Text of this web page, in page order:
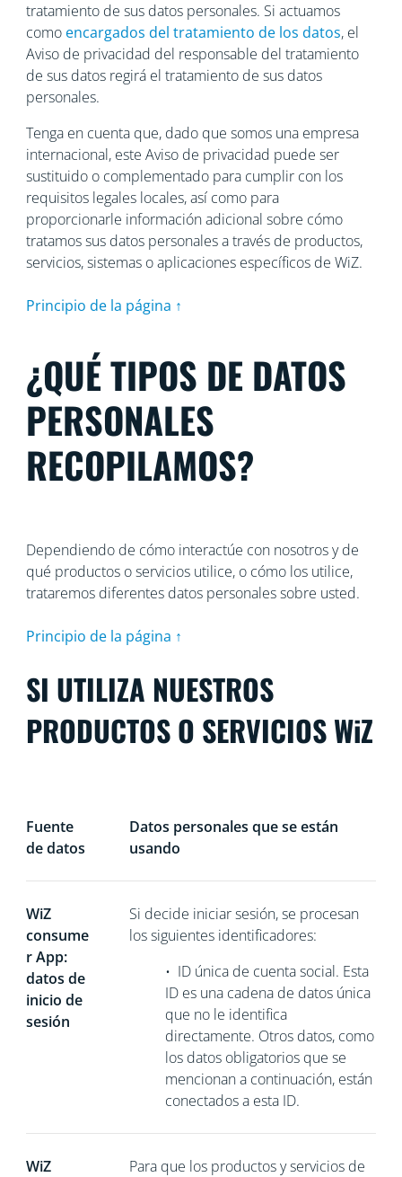
tratamiento de sus datos personales. Si actuamos
como encargados del tratamiento de los datos, el
Aviso de privacidad del responsable del tratamiento
de sus datos regirá el tratamiento de sus datos
personales.
Tenga en cuenta que, dado que somos una empresa
internacional, este Aviso de privacidad puede ser
sustituido o complementado para cumplir con los
requisitos legales locales, así como para
proporcionarle información adicional sobre cómo
tratamos sus datos personales a través de productos,
servicios, sistemas o aplicaciones específicos de WiZ.
Principio de la página ↑
¿QUÉ TIPOS DE DATOS
PERSONALES
RECOPILAMOS?
Dependiendo de cómo interactúe con nosotros y de
qué productos o servicios utilice, o cómo los utilice,
trataremos diferentes datos personales sobre usted.
Principio de la página ↑
SI UTILIZA NUESTROS
PRODUCTOS O SERVICIOS WiZ
Fuente
de datos
Datos personales que se están
usando
WiZ
consume
r App:
datos de
inicio de
sesión
Si decide iniciar sesión, se procesan
los siguientes identificadores:
• ID única de cuenta social. Esta
ID es una cadena de datos única
que no le identifica
directamente. Otros datos, como
los datos obligatorios que se
mencionan a continuación, están
conectados a esta ID.
WiZ
Para que los productos y servicios de